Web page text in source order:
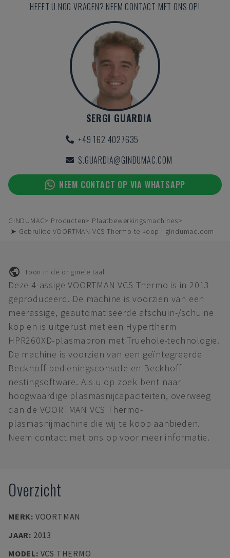
HEEFT U NOG VRAGEN? NEEM CONTACT MET ONS OP!
SERGI GUARDIA
+49 162 4027635
S.GUARDIA@GINDUMAC.COM
NEEM CONTACT OP VIA WHATSAPP
GINDUMAC Producten
Plaatbewerkingsmachines
➤ Gebruikte VOORTMAN VCS Thermo te koop | gindumac.com
Toon in de originele taal
Deze 4-assige VOORTMAN VCS Thermo is in 2013
geproduceerd. De machine is voorzien van een
meerassige, geautomatiseerde afschuin-/schuine
kop en is uitgerust met een Hypertherm
HPR260XD-plasmabron met Truehole-technologie.
De machine is voorzien van een geïntegreerde
Beckhoff-bedieningsconsole en Beckhoff-
nestingsoftware. Als u op zoek bent naar
hoogwaardige plasmasnijcapaciteiten, overweeg
dan de VOORTMAN VCS Thermo-
plasmasnijmachine die wij te koop aanbieden.
Neem contact met ons op voor meer informatie.
Overzicht
MERK: VOORTMAN
JAAR: 2013
MODEL: VCS THERMO